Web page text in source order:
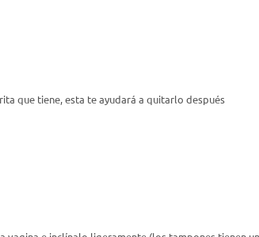
que tiene, esta te ayudará a quitarlo después